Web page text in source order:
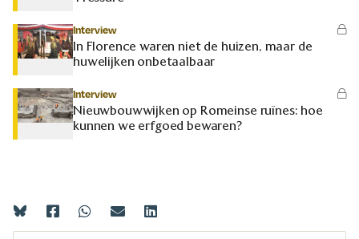
Interview
In Florence waren niet de huizen, maar de
huwelijken onbetaalbaar
Interview
Nieuwbouwwijken op Romeinse ruïnes: hoe
kunnen we erfgoed bewaren?